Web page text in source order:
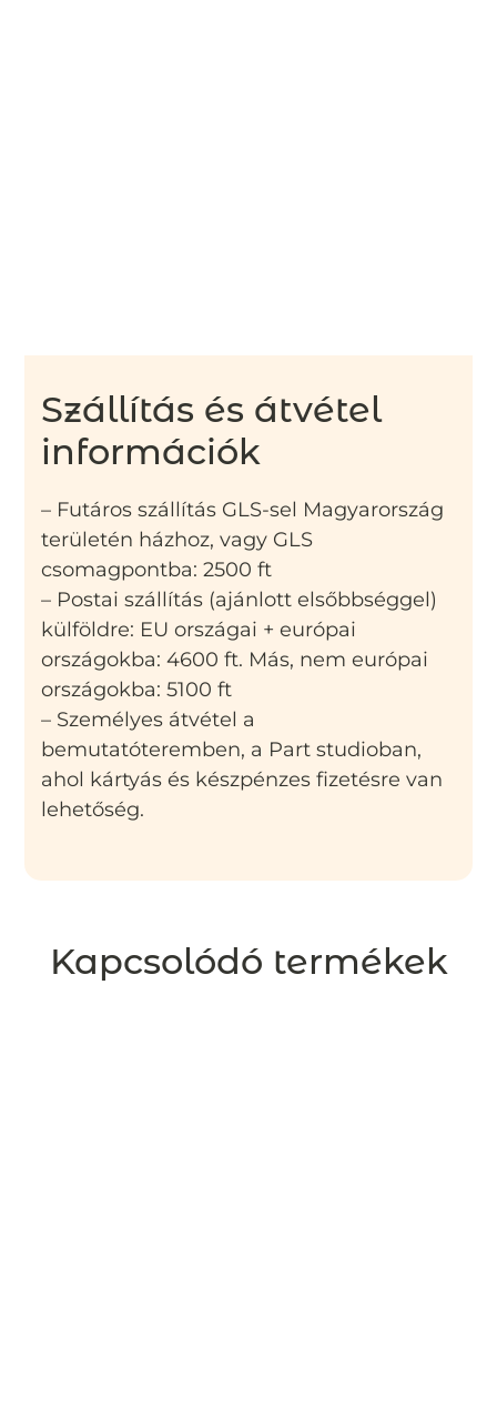
Szállítás és átvétel
információk
– Futáros szállítás GLS-sel Magyarország
területén házhoz, vagy GLS
csomagpontba: 2500 ft
– Postai szállítás (ajánlott elsőbbséggel)
külföldre: EU országai + európai
országokba: 4600 ft. Más, nem európai
országokba: 5100 ft
– Személyes átvétel a
bemutatóteremben, a Part studioban,
ahol kártyás és készpénzes fizetésre van
lehetőség.
Kapcsolódó termékek